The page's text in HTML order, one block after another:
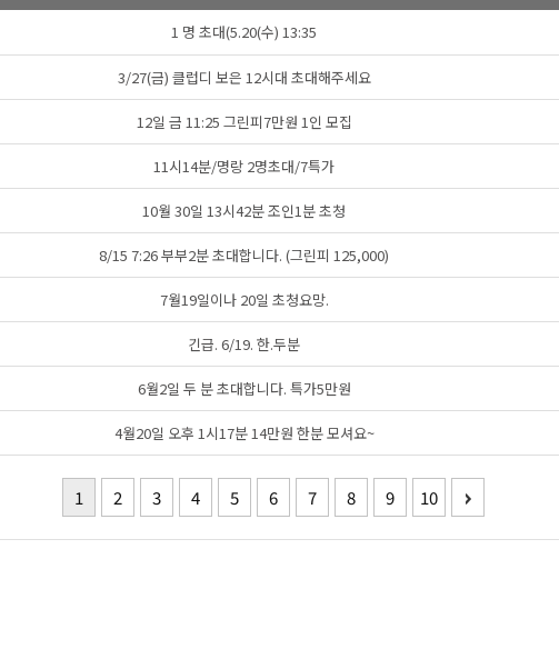
1 명 초대(5.20(수) 13:35
3/27(금) 클럽디 보은 12시대 초대해주세요
12일 금 11:25 그린피7만원 1인 모집
11시14분/명랑 2명초대/7특가
10월 30일 13시42분 조인1분 초청
8/15 7:26 부부2분 초대합니다. (그린피 125,000)
7월19일이나 20일 초청요망.
긴급. 6/19. 한.두분
6월2일 두 분 초대합니다. 특가5만원
4월20일 오후 1시17분 14만원 한분 모셔요~
1 2 3 4 5 6 7 8 9 10